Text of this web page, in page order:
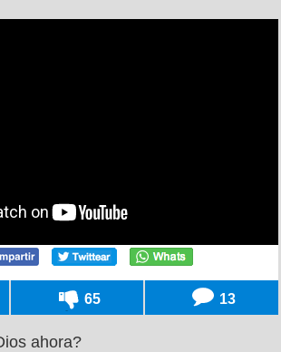
65 13
ahora?